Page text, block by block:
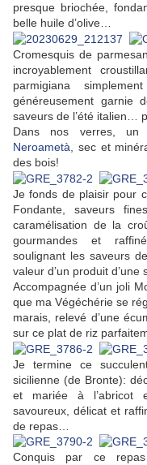
presque briochée,
belle huile d’olive…
Cromesquis de
incroyablement
parmigiana
généreusement garnie
saveurs de l’été italien…
Dans nos verres, un
Neroametà , sec et
des bois!
Je fonds de plaisir pour
Fondante, saveurs
caramélisation de la
gourmandes et
soulignant les saveurs
valeur d’un produit d’une
Accompagnée d’un joli
que ma Végéchérie se
marais, relevé d’une
sur ce plat de riz
Je termine ce
sicilienne (de Bronte):
et mariée à l’abricot
savoureux, délicat et
de repas…
Conquis par ce